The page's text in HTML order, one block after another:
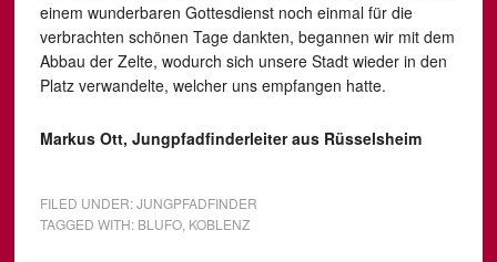
einem wunderbaren Gottesdienst noch einmal für die
verbrachten schönen Tage dankten, begannen wir mit dem
Abbau der Zelte, wodurch sich unsere Stadt wieder in den
Platz verwandelte, welcher uns empfangen hatte.
Markus Ott, Jungpfadfinderleiter aus Rüsselsheim
FILED UNDER:JUNGPFADFINDER
TAGGED WITH: BLUFO, KOBLENZ